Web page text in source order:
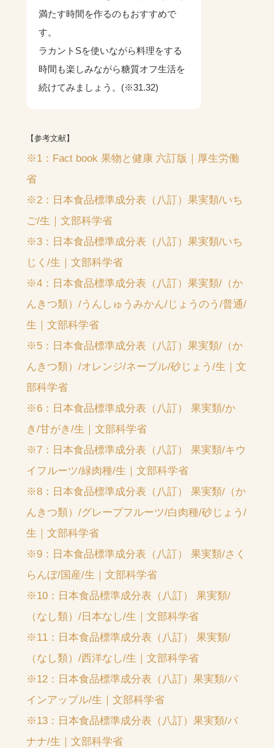
満たす時間を作るのもおすすめで
す。
ラカントSを使いながら料理をする
時間も楽しみながら糖質オフ生活を
続けてみましょう。(※31.32)
【参考文献】
※1：Fact book 果物と健康 六訂版｜厚生労働
省
※2：日本食品標準成分表（八訂）果実類/いち
ご/生｜文部科学省
※3：日本食品標準成分表（八訂）果実類/いち
じく/生｜文部科学省
※4：日本食品標準成分表（八訂）果実類/（か
んきつ類）/うんしゅうみかん/じょうのう/普通/
生｜文部科学省
※5：日本食品標準成分表（八訂）果実類/（か
んきつ類）/オレンジ/ネーブル/砂じょう/生｜文
部科学省
※6：日本食品標準成分表（八訂） 果実類/か
き/甘がき/生｜文部科学省
※7：日本食品標準成分表（八訂） 果実類/キウ
イフルーツ/緑肉種/生｜文部科学省
※8：日本食品標準成分表（八訂） 果実類/（か
んきつ類）/グレープフルーツ/白肉種/砂じょう/
生｜文部科学省
※9：日本食品標準成分表（八訂） 果実類/さく
らんぼ/国産/生｜文部科学省
※10：日本食品標準成分表（八訂） 果実類/
（なし類）/日本なし/生｜文部科学省
※11：日本食品標準成分表（八訂） 果実類/
（なし類）/西洋なし/生｜文部科学省
※12：日本食品標準成分表（八訂）果実類/パ
インアップル/生｜文部科学省
※13：日本食品標準成分表（八訂）果実類/バ
ナナ/生｜文部科学省